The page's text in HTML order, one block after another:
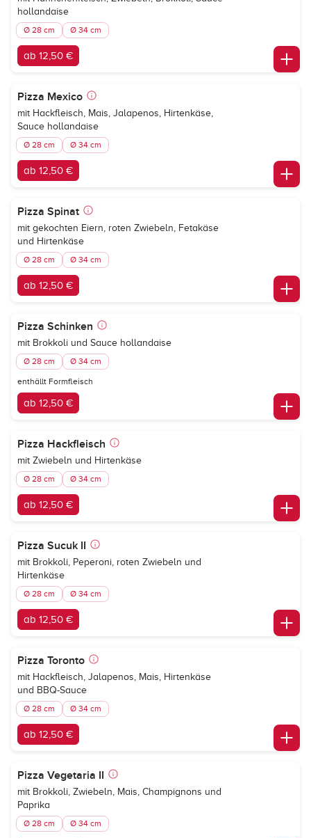
hollandaise
Ø 28 cm Ø 34 cm
ab 12,50 €
Pizza Mexico
mit Hackfleisch, Mais, Jalapenos, Hirtenkäse,
Sauce hollandaise
Ø 28 cm Ø 34 cm
ab 12,50 €
Pizza Spinat
mit gekochten Eiern, roten Zwiebeln, Fetakäse
und Hirtenkäse
Ø 28 cm Ø 34 cm
ab 12,50 €
Pizza Schinken
mit Brokkoli und Sauce hollandaise
Ø 28 cm Ø 34 cm
enthällt Formfleisch
ab 12,50 €
Pizza Hackfleisch
mit Zwiebeln und Hirtenkäse
Ø 28 cm Ø 34 cm
ab 12,50 €
Pizza Sucuk II
mit Brokkoli, Peperoni, roten Zwiebeln und
Hirtenkäse
Ø 28 cm Ø 34 cm
ab 12,50 €
Pizza Toronto
mit Hackfleisch, Jalapenos, Mais, Hirtenkäse
und BBQ-Sauce
Ø 28 cm Ø 34 cm
ab 12,50 €
Pizza Vegetaria II
mit Brokkoli, Zwiebeln, Mais, Champignons und
Paprika
Ø 28 cm Ø 34 cm